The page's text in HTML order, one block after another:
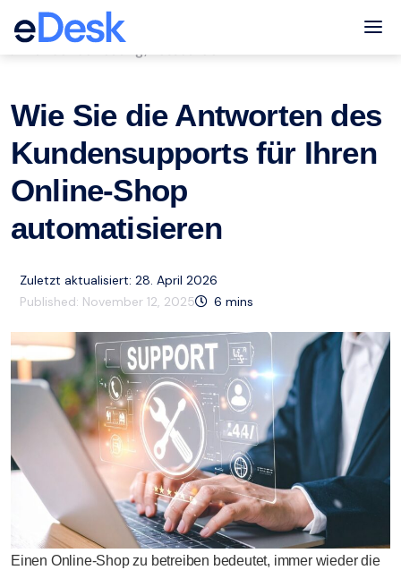
eCommerce Support Central
Wie Sie die Antworten des
Kundensupports für Ihren
Online-Shop
automatisieren
Zuletzt aktualisiert: 28. April 2026
Published: November 12, 2025 6 mins
Einen Online-Shop zu betreiben bedeutet, immer wieder die